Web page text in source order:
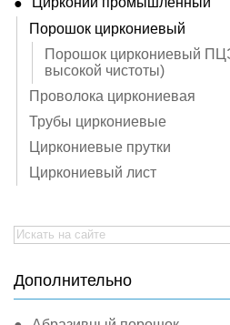
Порошок циркониевый
Порошок циркониевый
высокой чистоты)
Проволока циркониевая
Трубы циркониевые
Циркониевые прутки
Циркониевый лист
Search
for:
Дополнительно